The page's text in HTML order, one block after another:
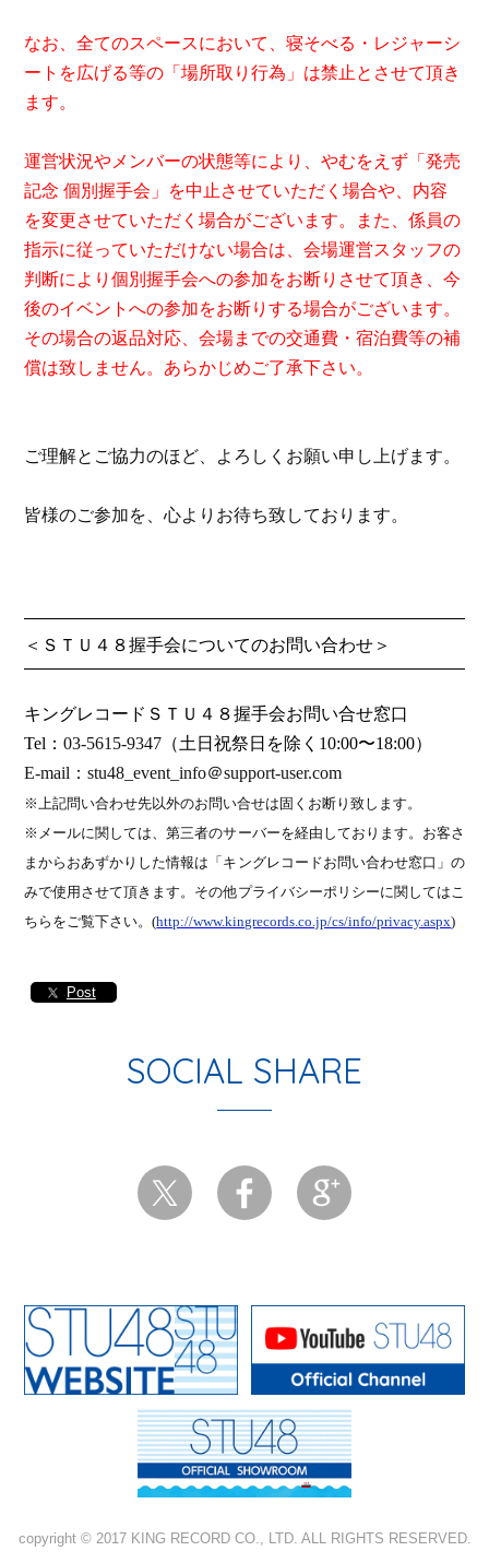
なお、全てのスペースにおいて、寝そべる・レジャーシ
ートを広げる等の「場所取り行為」は禁止とさせて頂き
ます。
運営状況やメンバーの状態等により、やむをえず「発売
記念 個別握手会」を中止させていただく場合や、内容
を変更させていただく場合がございます。また、係員の
指示に従っていただけない場合は、会場運営スタッフの
判断により個別握手会への参加をお断りさせて頂き、今
後のイベントへの参加をお断りする場合がございます。
その場合の返品対応、会場までの交通費・宿泊費等の補
償は致しません。あらかじめご了承下さい。
ご理解とご協力のほど、よろしくお願い申し上げます。
皆様のご参加を、心よりお待ち致しております。
＜ＳＴＵ４８握手会についてのお問い合わせ＞
キングレコードＳＴＵ４８握手会お問い合せ窓口
Tel ：03-5615-9347 （土日祝祭日を除く 10:00〜18:00）
E-mail ：stu48_event_info＠support-user.com
※上記問い合わせ先以外のお問い合せは固くお断り致します。
※メールに関しては、第三者のサーバーを経由しております。お客さ
まからおあずかりした情報は「キングレコードお問い合わせ窓口」の
みで使用させて頂きます。その他プライバシーポリシーに関してはこ
ちらをご覧下さい。(http://www.kingrecords.co.jp/cs/info/privacy.aspx)
Post
SOCIAL SHARE
copyright © 2017 KING RECORD CO., LTD. ALL RIGHTS RESERVED.